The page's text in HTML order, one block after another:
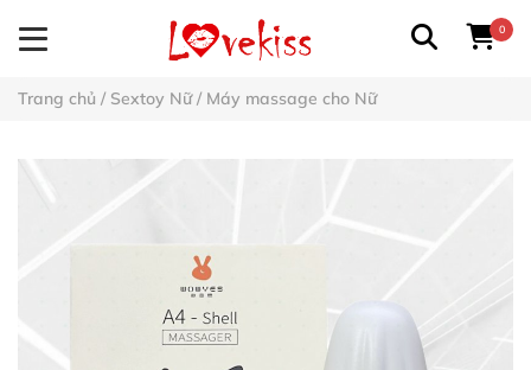
0
Trang chủ / Sextoy Nữ/ Máy massage cho Nữ